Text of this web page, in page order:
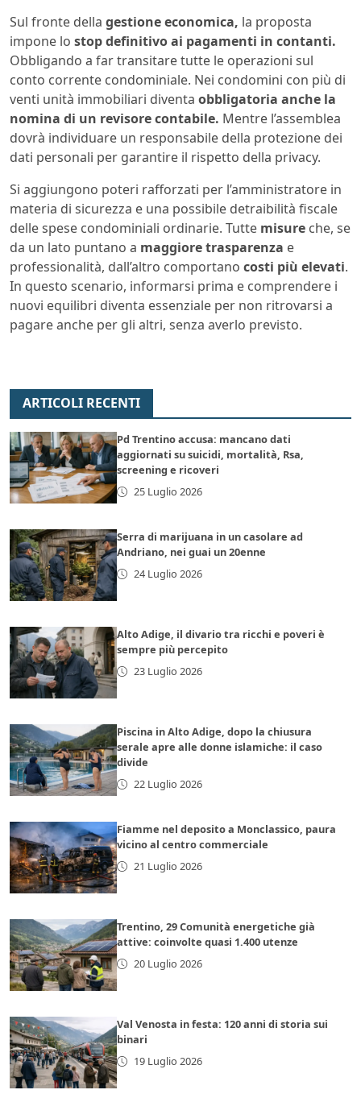
Sul fronte della gestione economica, la proposta
impone lo stop definitivo ai pagamenti in contanti.
Obbligando a far transitare tutte le operazioni sul
conto corrente condominiale. Nei condomini con più di
venti unità immobiliari diventa obbligatoria anche la
nomina di un revisore contabile. Mentre l’assemblea
dovrà individuare un responsabile della protezione dei
dati personali per garantire il rispetto della privacy.
Si aggiungono poteri rafforzati per l’amministratore in
materia di sicurezza e una possibile detraibilità fiscale
delle spese condominiali ordinarie. Tutte misure che, se
da un lato puntano a maggiore trasparenza e
professionalità, dall’altro comportano costi più elevati.
In questo scenario, informarsi prima e comprendere i
nuovi equilibri diventa essenziale per non ritrovarsi a
pagare anche per gli altri, senza averlo previsto.
ARTICOLI RECENTI
Pd Trentino accusa: mancano dati
aggiornati su suicidi, mortalità, Rsa,
screening e ricoveri
25 Luglio 2026
Serra di marijuana in un casolare ad
Andriano, nei guai un 20enne
24 Luglio 2026
Alto Adige, il divario tra ricchi e poveri è
sempre più percepito
23 Luglio 2026
Piscina in Alto Adige, dopo la chiusura
serale apre alle donne islamiche: il caso
divide
22 Luglio 2026
Fiamme nel deposito a Monclassico, paura
vicino al centro commerciale
21 Luglio 2026
Trentino, 29 Comunità energetiche già
attive: coinvolte quasi 1.400 utenze
20 Luglio 2026
Val Venosta in festa: 120 anni di storia sui
binari
19 Luglio 2026